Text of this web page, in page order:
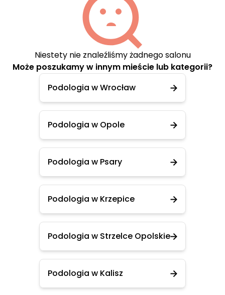
Niestety nie znaleźliśmy żadnego salonu
Może poszukamy w innym mieście lub kategorii?
Podologia w Wrocław
Podologia w Opole
Podologia w Psary
Podologia w Krzepice
Podologia w Strzelce Opolskie
Podologia w Kalisz